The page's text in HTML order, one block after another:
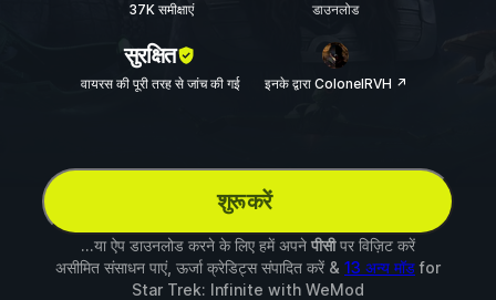
37K समीक्षाएं डाउनलोड
सुरक्षित
वायरस की पूरी तरह से जांच की गई इनके द्वारा ColonelRVH ↗
शुरू करें
...या ऐप डाउनलोड करने के लिए हमें अपने पीसीपर विज़िट करें
असीमित संसाधन पाएं, ऊर्जा क्रेडिट्स संपादित करें & 13 अन्य मॉडfor
Star Trek: Infinite with WeMod